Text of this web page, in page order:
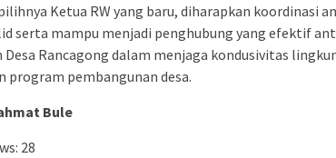
Ketua RW yang baru, diharapkan koordinasi
serta mampu menjadi penghubung yang efektif
Rancagong dalam menjaga kondusivitas
program pembangunan desa.
Bule
28